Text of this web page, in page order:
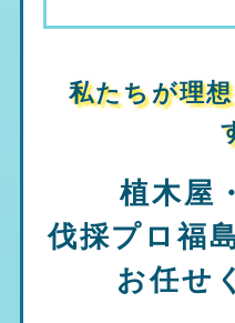
私たちが理
植木屋
伐採プロ福
お任せ